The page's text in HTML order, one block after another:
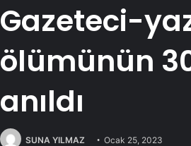
Gazeteci-
ölümünün
anıldı
SUNA YILMAZ Ocak 25, 2023